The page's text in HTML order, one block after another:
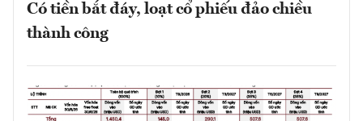
Có tiền bắt đáy, loạt cổ phiếu đảo chiều
thành công